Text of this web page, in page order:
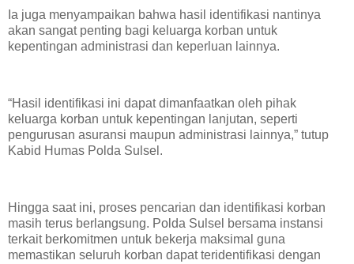
Ia juga menyampaikan bahwa hasil identifikasi nantinya
akan sangat penting bagi keluarga korban untuk
kepentingan administrasi dan keperluan lainnya.
“Hasil identifikasi ini dapat dimanfaatkan oleh pihak
keluarga korban untuk kepentingan lanjutan, seperti
pengurusan asuransi maupun administrasi lainnya,” tutup
Kabid Humas Polda Sulsel.
Hingga saat ini, proses pencarian dan identifikasi korban
masih terus berlangsung. Polda Sulsel bersama instansi
terkait berkomitmen untuk bekerja maksimal guna
memastikan seluruh korban dapat teridentifikasi dengan